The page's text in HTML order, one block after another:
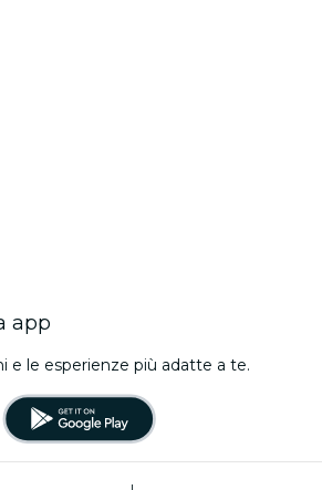
app
e le esperienze più adatte a te.